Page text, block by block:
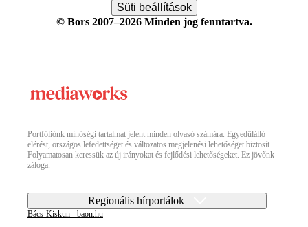
Süti beállítások
© Bors 2007–2026 Minden jog fenntartva.
Portfóliónk minőségi tartalmat jelent minden olvasó számára. Egyedülálló
elérést, országos lefedettséget és változatos megjelenési lehetőséget biztosít.
Folyamatosan keressük az új irányokat és fejlődési lehetőségeket. Ez jövőnk
záloga.
Regionális hírportálok
Bács-Kiskun - baon.hu